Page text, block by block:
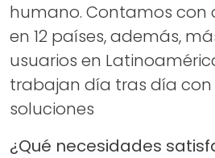
humano. Contamos con
en 12 países, además,
usuarios en
trabajan día tras día con
soluciones
¿Qué necesidades